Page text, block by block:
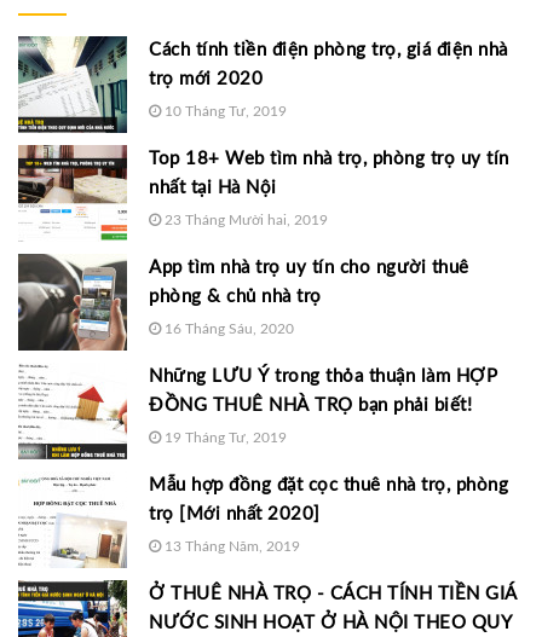
Cách tính tiền điện phòng trọ, giá điện nhà
trọ mới 2020
10 Tháng Tư, 2019
Top 18+ Web tìm nhà trọ, phòng trọ uy tín
nhất tại Hà Nội
23 Tháng Mười hai, 2019
App tìm nhà trọ uy tín cho người thuê
phòng & chủ nhà trọ
16 Tháng Sáu, 2020
Những LƯU Ý trong thỏa thuận làm HỢP
ĐỒNG THUÊ NHÀ TRỌ bạn phải biết!
19 Tháng Tư, 2019
Mẫu hợp đồng đặt cọc thuê nhà trọ, phòng
trọ [Mới nhất 2020]
13 Tháng Năm, 2019
Ở THUÊ NHÀ TRỌ - CÁCH TÍNH TIỀN GIÁ
NƯỚC SINH HOẠT Ở HÀ NỘI THEO QUY